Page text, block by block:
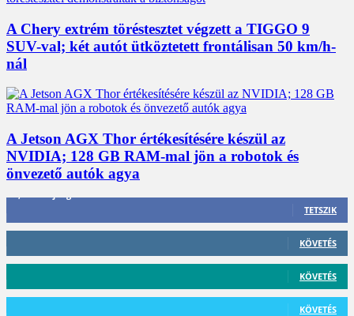
A Chery extrém töréstesztet végzett a TIGGO 9
SUV-val; két autót ütköztetett frontálisan 50 km/h-
nál
A Jetson AGX Thor értékesítésére készül az
NVIDIA; 128 GB RAM-mal jön a robotok és
önvezető autók agya
TETSZIK
412 Követő
KÖVETÉS
59 Követő
KÖVETÉS
101 Követő
KÖVETÉS